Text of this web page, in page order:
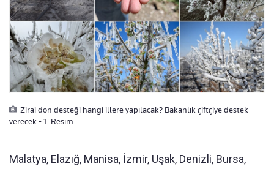
Zirai don desteği hangi illere yapılacak? Bakanlık çiftçiye destek
verecek - 1. Resim
Malatya, Elazığ, Manisa, İzmir, Uşak, Denizli, Bursa,